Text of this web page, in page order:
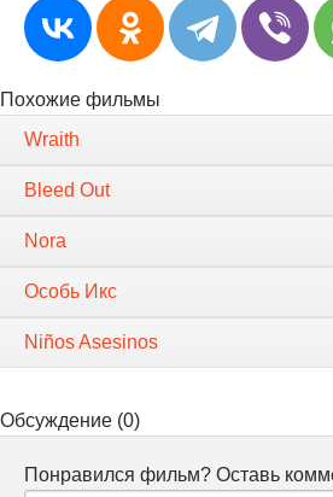
Похожие фильмы
Wraith
Bleed Out
Nora
Особь Икс
Niños Asesinos
Обсуждение (0)
Понравился фильм? Оставь